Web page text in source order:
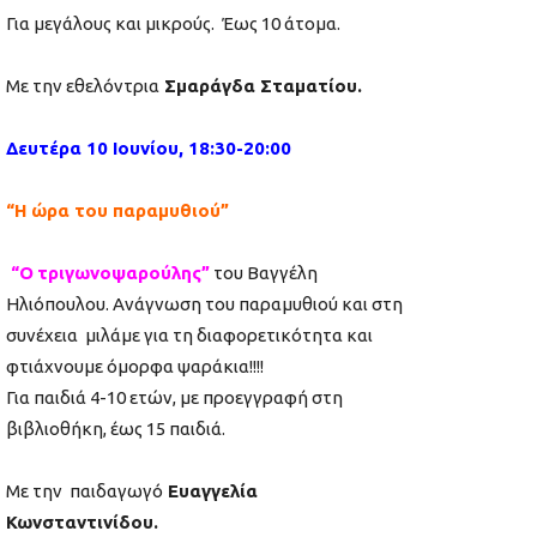
Για μεγάλους και μικρούς. Έως 10 άτομα.
Με την εθελόντρια Σμαράγδα Σταματίου.
Δευτέρα 10 Ιουνίου, 18:30-20:00
“Η ώρα του παραμυθιού”
“O τριγωνοψαρούλης” του Βαγγέλη
Ηλιόπουλου. Ανάγνωση του παραμυθιού και στη
συνέχεια μιλάμε για τη διαφορετικότητα και
φτιάχνουμε όμορφα ψαράκια!!!!
Για παιδιά 4-10 ετών, με προεγγραφή στη
βιβλιοθήκη, έως 15 παιδιά.
Με την παιδαγωγό Ευαγγελία
Κωνσταντινίδου.